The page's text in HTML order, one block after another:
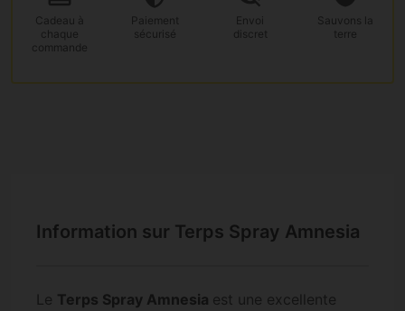
Cadeau à
chaque
commande
Paiement
sécurisé
Envoi
discret
Sauvons la
terre
Information sur Terps Spray Amnesia
Le Terps Spray Amnesia est une excellente